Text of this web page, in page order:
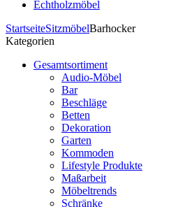
Echtholzmöbel
StartseiteSitzmöbelBarhocker
Kategorien
Gesamtsortiment
Audio-Möbel
Bar
Beschläge
Betten
Dekoration
Garten
Kommoden
Lifestyle Produkte
Maßarbeit
Möbeltrends
Schränke